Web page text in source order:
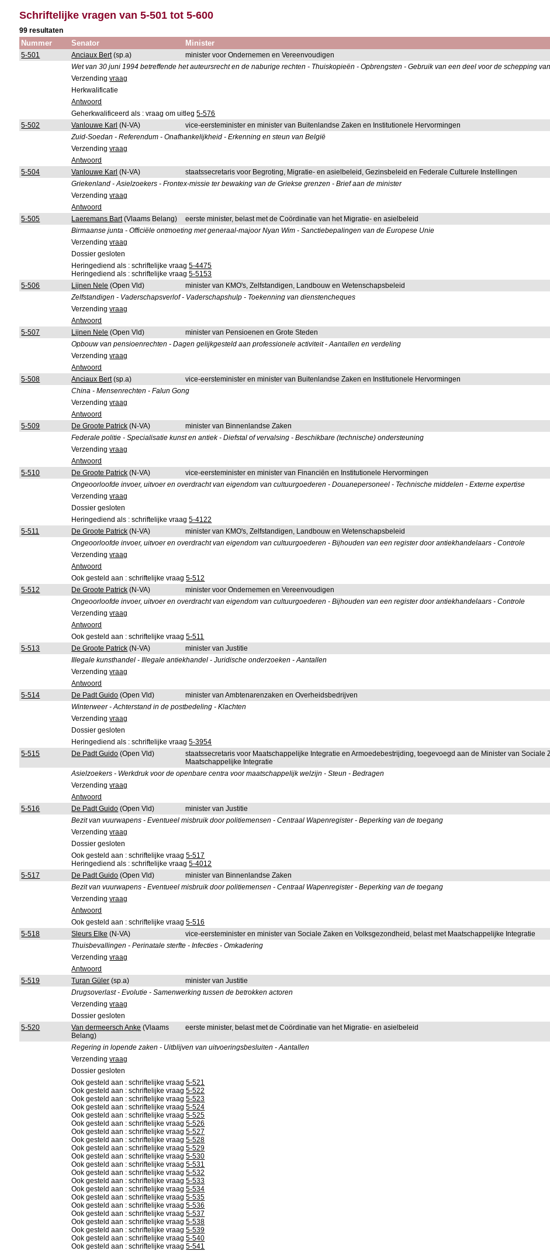
Schriftelijke vragen van 5-501 tot 5-600
99 resultaten
Nummer Senator Minister
5-501 Anciaux Bert(sp.a)
minister voor Ondernemen en Vereenvoudigen
Wet van 30 juni 1994 betreffende het auteursrecht en de naburige rechten - Thuiskopieën - Opbrengsten - Gebruik van een deel voor de schepping
Verzendingvraag
Herkwalificatie
Antwoord
Geherkwalificeerd als : vraag om uitleg5-576
5-502
Vanlouwe Karl (N-VA)
vice-eersteminister en minister van Buitenlandse Zaken en Institutionele Hervormingen
Zuid-Soedan - Referendum - Onafhankelijkheid - Erkenning en steun van België
Verzendingvraag
Antwoord
5-504
Vanlouwe Karl (N-VA)
staatssecretaris voor Begroting, Migratie- en asielbeleid, Gezinsbeleid en Federale Culturele Instellingen
Griekenland - Asielzoekers - Frontex-missie ter bewaking van de Griekse grenzen - Brief aan de minister
Verzendingvraag
Antwoord
5-505
Laeremans Bart(Vlaams Belang)
eerste minister, belast met de Coördinatie van het Migratie- en asielbeleid
Birmaanse junta - Officiële ontmoeting met generaal-majoor Nyan Wim - Sanctiebepalingen van de Europese Unie
Verzendingvraag
Dossier gesloten
Heringediend als : schriftelijke vraag5-4475
Heringediend als : schriftelijke vraag5-5153
5-506
Lijnen Nele (Open Vld)
minister van KMO's, Zelfstandigen, Landbouw en Wetenschapsbeleid
Zelfstandigen - Vaderschapsverlof - Vaderschapshulp - Toekenning van dienstencheques
Verzendingvraag
Antwoord
5-507
Lijnen Nele (Open Vld)
minister van Pensioenen en Grote Steden
Opbouw van pensioenrechten - Dagen gelijkgesteld aan professionele activiteit - Aantallen en verdeling
Verzendingvraag
Antwoord
5-508
Anciaux Bert(sp.a)
vice-eersteminister en minister van Buitenlandse Zaken en Institutionele Hervormingen
China - Mensenrechten - Falun Gong
Verzendingvraag
Antwoord
5-509
De Groote Patrick (N-VA)
minister van Binnenlandse Zaken
Federale politie - Specialisatie kunst en antiek - Diefstal of vervalsing - Beschikbare (technische) ondersteuning
Verzendingvraag
Antwoord
5-510
De Groote Patrick (N-VA)
vice-eersteminister en minister van Financiën en Institutionele Hervormingen
Ongeoorloofde invoer, uitvoer en overdracht van eigendom van cultuurgoederen - Douanepersoneel - Technische middelen - Externe expertise
Verzendingvraag
Dossier gesloten
Heringediend als : schriftelijke vraag5-4122
5-511
De Groote Patrick (N-VA)
minister van KMO's, Zelfstandigen, Landbouw en Wetenschapsbeleid
Ongeoorloofde invoer, uitvoer en overdracht van eigendom van cultuurgoederen - Bijhouden van een register door antiekhandelaars - Controle
Verzendingvraag
Antwoord
Ook gesteld aan : schriftelijke vraag5-512
5-512
De Groote Patrick (N-VA)
minister voor Ondernemen en Vereenvoudigen
Ongeoorloofde invoer, uitvoer en overdracht van eigendom van cultuurgoederen - Bijhouden van een register door antiekhandelaars - Controle
Verzendingvraag
Antwoord
Ook gesteld aan : schriftelijke vraag5-511
5-513
De Groote Patrick (N-VA)
minister van Justitie
Illegale kunsthandel - Illegale antiekhandel - Juridische onderzoeken - Aantallen
Verzendingvraag
Antwoord
5-514
De Padt Guido (Open Vld)
minister van Ambtenarenzaken en Overheidsbedrijven
Winterweer - Achterstand in de postbedeling - Klachten
Verzendingvraag
Dossier gesloten
Heringediend als : schriftelijke vraag5-3954
5-515
De Padt Guido (Open Vld)
staatssecretaris voor Maatschappelijke Integratie en Armoedebestrijding, toegevoegd aan de Minister van Sociale
Maatschappelijke Integratie
Asielzoekers - Werkdruk voor de openbare centra voor maatschappelijk welzijn - Steun - Bedragen
Verzendingvraag
Antwoord
5-516
De Padt Guido (Open Vld)
minister van Justitie
Bezit van vuurwapens - Eventueel misbruik door politiemensen - Centraal Wapenregister - Beperking van de toegang
Verzendingvraag
Dossier gesloten
Ook gesteld aan : schriftelijke vraag5-517
Heringediend als : schriftelijke vraag5-4012
5-517
De Padt Guido (Open Vld)
minister van Binnenlandse Zaken
Bezit van vuurwapens - Eventueel misbruik door politiemensen - Centraal Wapenregister - Beperking van de toegang
Verzendingvraag
Antwoord
Ook gesteld aan : schriftelijke vraag5-516
5-518
Sleurs Elke (N-VA)
vice-eersteminister en minister van Sociale Zaken en Volksgezondheid, belast met Maatschappelijke Integratie
Thuisbevallingen - Perinatale sterfte - Infecties - Omkadering
Verzendingvraag
Antwoord
5-519
Turan Güler (sp.a)
minister van Justitie
Drugsoverlast - Evolutie - Samenwerking tussen de betrokken actoren
Verzendingvraag
Dossier gesloten
5-520
Van dermeersch Anke (Vlaams
Belang)
eerste minister, belast met de Coördinatie van het Migratie- en asielbeleid
Regering in lopende zaken - Uitblijven van uitvoeringsbesluiten - Aantallen
Verzendingvraag
Dossier gesloten
Ook gesteld aan : schriftelijke vraag5-521
Ook gesteld aan : schriftelijke vraag5-522
Ook gesteld aan : schriftelijke vraag5-523
Ook gesteld aan : schriftelijke vraag5-524
Ook gesteld aan : schriftelijke vraag5-525
Ook gesteld aan : schriftelijke vraag5-526
Ook gesteld aan : schriftelijke vraag5-527
Ook gesteld aan : schriftelijke vraag5-528
Ook gesteld aan : schriftelijke vraag5-529
Ook gesteld aan : schriftelijke vraag5-530
Ook gesteld aan : schriftelijke vraag5-531
Ook gesteld aan : schriftelijke vraag5-532
Ook gesteld aan : schriftelijke vraag5-533
Ook gesteld aan : schriftelijke vraag5-534
Ook gesteld aan : schriftelijke vraag5-535
Ook gesteld aan : schriftelijke vraag5-536
Ook gesteld aan : schriftelijke vraag5-537
Ook gesteld aan : schriftelijke vraag5-538
Ook gesteld aan : schriftelijke vraag5-539
Ook gesteld aan : schriftelijke vraag5-540
Ook gesteld aan : schriftelijke vraag5-541